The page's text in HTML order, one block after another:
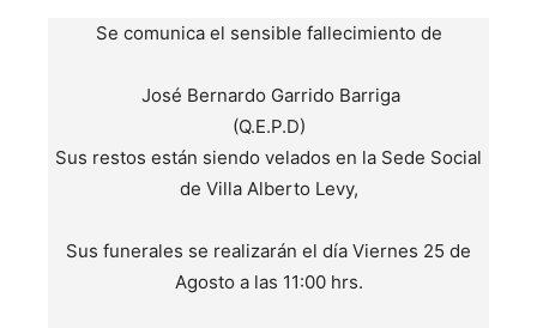
Se comunica el sensible fallecimiento de
José Bernardo Garrido Barriga
(Q.E.P.D)
Sus restos están siendo velados en la Sede Social
de Villa Alberto Levy,
Sus funerales se realizarán el día Viernes 25 de
Agosto a las 11:00 hrs.